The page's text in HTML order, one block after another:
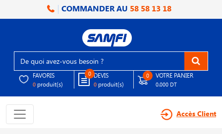
COMMANDER AU 58 58 13 18
FAVORIS
0 produit(s)
0 DEVIS
0 produit(s)
0 VOTRE PANIER
0.000 DT
Accès Client